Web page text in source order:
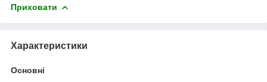
Приховати
Характеристики
Основні